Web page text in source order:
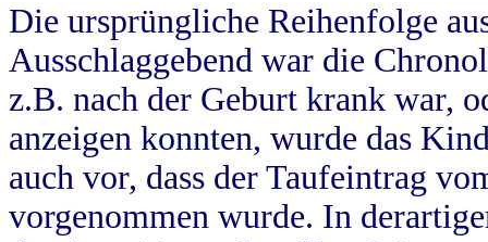
Die ursprüngliche Reihenfolge
Ausschlaggebend war die
z.B. nach der Geburt krank war,
anzeigen konnten, wurde das
auch vor, dass der Taufeintrag
vorgenommen wurde. In